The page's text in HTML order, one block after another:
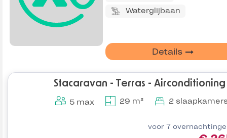
Waterglijbaan
Details
Stacaravan - Terras - Airconditioning
5 max 29 m² 2
voor 7